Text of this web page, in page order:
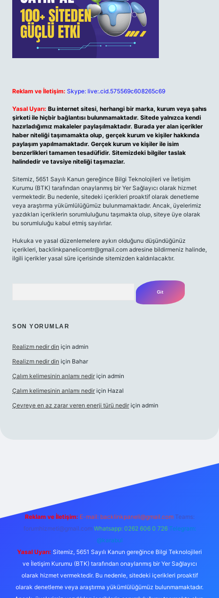
Reklam ve İletişim: Skype: live:.cid.575569c608265c69
Yasal Uyarı: Bu internet sitesi, herhangi bir marka, kurum veya şahıs
şirketi ile hiçbir bağlantısı bulunmamaktadır. Sitede yalnızca kendi
hazırladığımız makaleler paylaşılmaktadır. Burada yer alan içerikler
haber niteliği taşımamakta olup, gerçek kurum ve kişiler hakkında
paylaşım yapılmamaktadır. Gerçek kurum ve kişiler ile isim
benzerlikleri tamamen tesadüfidir. Sitemizdeki bilgiler taslak
halindedir ve tavsiye niteliği taşımazlar.
Sitemiz, 5651 Sayılı Kanun gereğince Bilgi Teknolojileri ve İletişim
Kurumu (BTK) tarafından onaylanmış bir Yer Sağlayıcı olarak hizmet
vermektedir. Bu nedenle, sitedeki içerikleri proaktif olarak denetleme
veya araştırma yükümlülüğümüz bulunmamaktadır. Ancak, üyelerimiz
yazdıkları içeriklerin sorumluluğunu taşımakta olup, siteye üye olarak
bu sorumluluğu kabul etmiş sayılırlar.
Hukuka ve yasal düzenlemelere aykırı olduğunu düşündüğünüz
içerikleri, backlinkpanelicomtr@gmail.com adresine bildirmeniz halinde,
ilgili içerikler yasal süre içerisinde sitemizden kaldırılacaktır.
SON YORUMLAR
Realizm nedir din için admin
Realizm nedir din için Bahar
Çalım kelimesinin anlamı nedir için admin
Çalım kelimesinin anlamı nedir için Hazal
Çevreye en az zarar veren enerji türü nedir için admin
Reklam ve İletişim: E-mail: backlinkpaneli@gmail.com Teams:
forumhizmeti@gmail.com Whatsapp: 0262 606 0 726 Telegram:
@karabul
Yasal Uyarı: Sitemiz, 5651 Sayılı Kanun gereğince Bilgi Teknolojileri
ve İletişim Kurumu (BTK) tarafından onaylanmış bir Yer Sağlayıcı
olarak hizmet vermektedir. Bu nedenle, sitedeki içerikleri proaktif
olarak denetleme veya araştırma yükümlülüğümüz bulunmamaktadır.